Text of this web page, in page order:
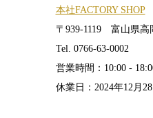
本社FACTORY SHOP
〒939-1119 富山県高
Tel. 0766-63-0002
営業時間：10:00 -
休業日：2024年12月